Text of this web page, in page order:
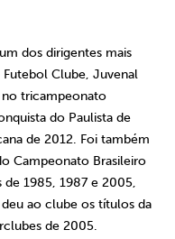
título da Libertadores.
dos dirigentes mais
Clube, Juvenal
tricampeonato
do Paulista de
de 2012. Foi também
Campeonato Brasileiro
de 1985, 1987 e 2005,
ao clube os títulos da
de 2005.